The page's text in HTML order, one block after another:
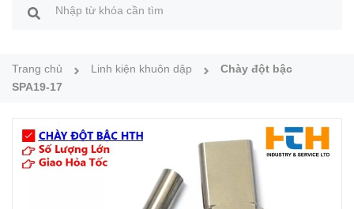
Trang chủ Linh kiện khuôn dập
Chày đột bậc
SPA19-17